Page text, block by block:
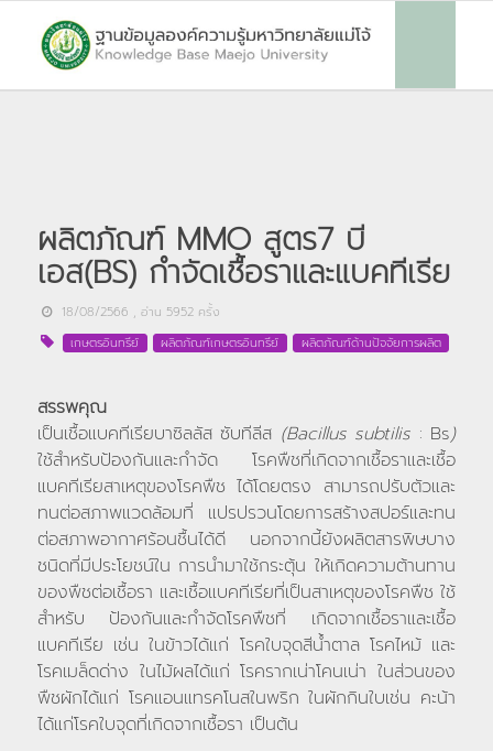
ผลิตภัณฑ์ MMO สูตร7 บี
เอส(BS) กำจัดเชื้อราและแบคทีเรีย
18/08/2566 , อ่าน 5952ครั้ง
เกษตรอินทรีย์
ผลิตภัณฑ์เกษตรอินทรีย์ ผลิตภัณฑ์ด้านปัจจัยการผลิต
สรรพคุณ
เป็นเชื้อแบคทีเรียบาซิลลัส ซับทีลีส (Bacillus subtilis : Bs)
ใช้สำหรับป้องกันและกำจัด โรคพืชที่เกิดจากเชื้อราและเชื้อ
แบคทีเรียสาเหตุของโรคพืช ได้โดยตรง สามารถปรับตัวและ
ทนต่อสภาพแวดล้อมที่ แปรปรวนโดยการสร้างสปอร์และทน
ต่อสภาพอากาศร้อนชื้นได้ดี นอกจากนี้ยังผลิตสารพิษบาง
ชนิดที่มีประโยชน์ใน การนำมาใช้กระตุ้น ให้เกิดความต้านทาน
ของพืชต่อเชื้อรา และเชื้อแบคทีเรียที่เป็นสาเหตุของโรคพืช ใช้
สำหรับ ป้องกันและกำจัดโรคพืชที่ เกิดจากเชื้อราและเชื้อ
แบคทีเรีย เช่น ในข้าวได้แก่ โรคใบจุดสีน้ำตาล โรคไหม้ และ
โรคเมล็ดด่าง ในไม้ผลได้แก่ โรครากเน่าโคนเน่า ในส่วนของ
พืชผักได้แก่ โรคแอนแทรคโนสในพริก ในผักกินใบเช่น คะน้า
ได้แก่โรคใบจุดที่เกิดจากเชื้อรา เป็นต้น